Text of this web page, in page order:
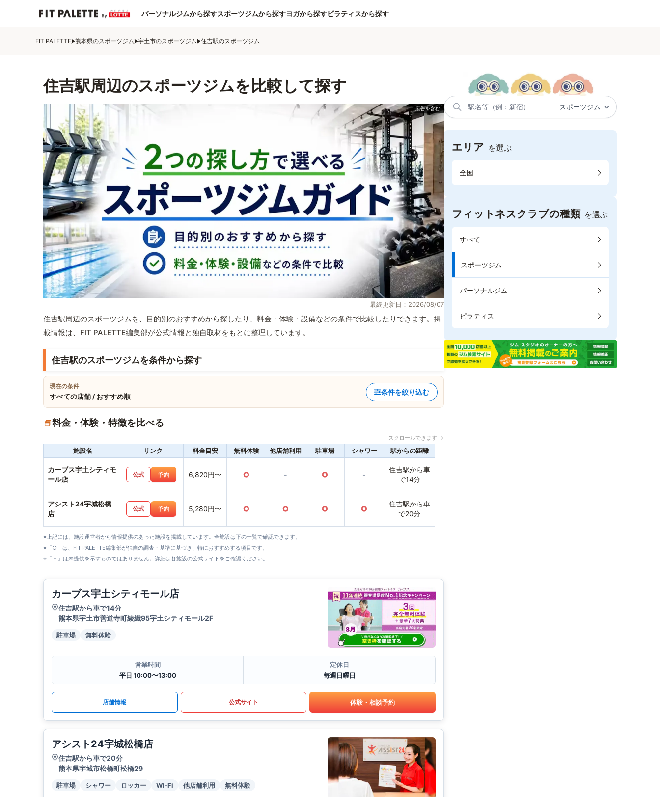
パーソナルジムから探すスポーツジムから探すヨガから探すピラティスから探す
FIT PALETTE 熊本県のスポーツジム 宇土市のスポーツジム 住吉駅のスポーツジム
住吉駅周辺のスポーツジムを比較して探す
最終更新日：2026/08/07
住吉駅周辺のスポーツジムを、目的別のおすすめから探したり、料金・体験・設備などの条件で比較したりできます。掲
載情報は、FIT PALETTE編集部が公式情報と独自取材をもとに整理しています。
住吉駅のスポーツジムを条件から探す
現在の条件
すべての店舗 / おすすめ順
条件を絞り込む
料金・体験・特徴を比べる
スクロールできます →
施設名 リンク 料金目安 無料体験 他店舗利用 駐車場 シャワー 駅からの距離
カーブス宇土シティモ
ール店
公式 予約 6,820円〜 ○ - ○ -
住吉駅から車
で14分
アシスト24宇城松橋
店
公式 予約 5,280円〜 ○ ○ ○ ○
住吉駅から車
で20分
※上記には、施設運営者から情報提供のあった施設を掲載しています。全施設は下の一覧で確認できます。
※「○」は、FIT PALETTE編集部が独自の調査・基準に基づき、特におすすめする項目です。
※「－」は未提供を示すものではありません。詳細は各施設の公式サイトをご確認ください。
カーブス宇土シティモール店
住吉駅から車で14分
熊本県宇土市善道寺町綾織95宇土シティモール2F
駐車場 無料体験
営業時間
平日 10:00〜13:00
定休日
毎週日曜日
店舗情報 公式サイト 体験・相談予約
アシスト24宇城松橋店
住吉駅から車で20分
熊本県宇城市松橋町松橋29
駐車場 シャワー ロッカー Wi-Fi 他店舗利用 無料体験
エリア を選ぶ
全国
フィットネスクラブの種類 を選ぶ
すべて
スポーツジム
パーソナルジム
ピラティス